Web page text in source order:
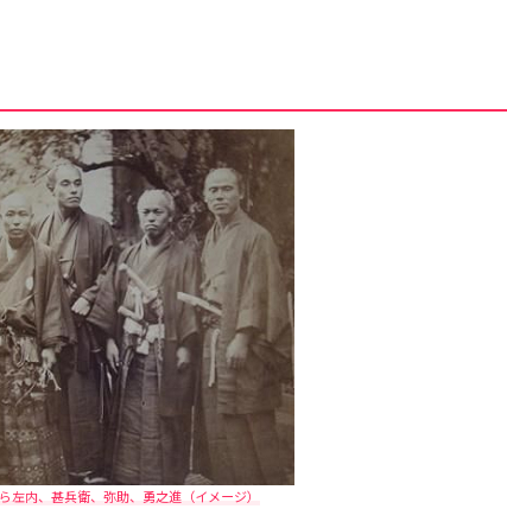
左内、甚兵衛、弥助、勇之進（イメージ）